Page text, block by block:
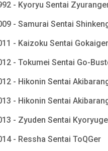
- Kyoryu Sentai
- Samurai Sentai
- Kaizoku Sentai
- Tokumei Sentai Go-
- Hikonin Sentai
- Hikonin Sentai
- Zyuden Sentai
- Ressha Sentai ToQGer